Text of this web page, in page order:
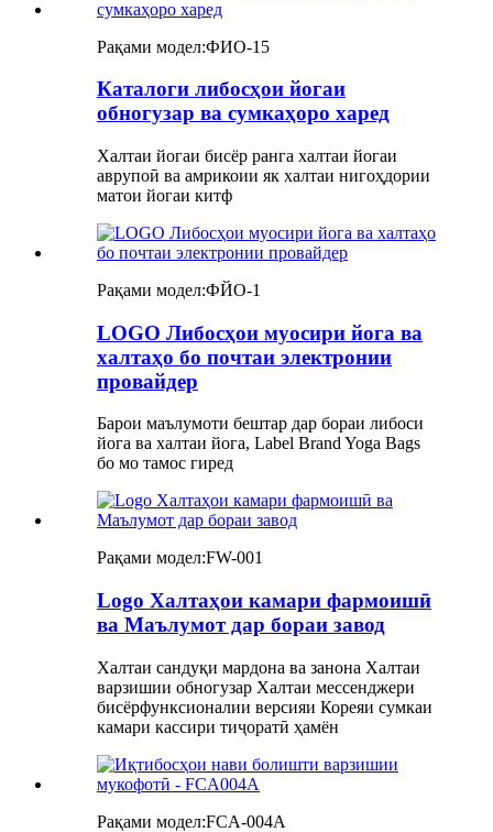
Рақами модел:ФИО-15
Каталоги либосҳои йогаи
обногузар ва сумкаҳоро харед
Халтаи йогаи бисёр ранга халтаи йогаи
аврупоӣ ва амрикоии як халтаи нигоҳдории
матои йогаи китф
Рақами модел:ФЙО-1
LOGO Либосҳои муосири йога ва
халтаҳо бо почтаи электронии
провайдер
Барои маълумоти бештар дар бораи либоси
йога ва халтаи йога, Label Brand Yoga Bags
бо мо тамос гиред
Рақами модел:FW-001
Logo Халтаҳои камари фармоишӣ
ва Маълумот дар бораи завод
Халтаи сандуқи мардона ва занона Халтаи
варзишии обногузар Халтаи мессенджери
бисёрфунксионалии версияи Кореяи сумкаи
камари кассири тиҷоратӣ ҳамён
Рақами модел:FCA-004A